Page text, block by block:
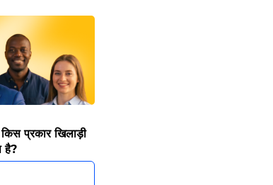
प्रकार खिलाड़ी
है?